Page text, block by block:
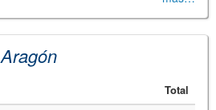
Aragón
Total